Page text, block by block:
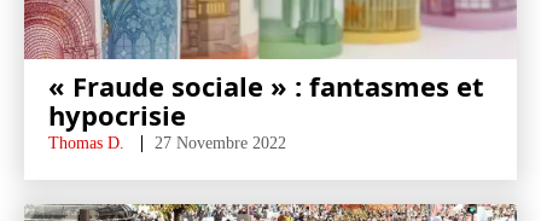
« Fraude sociale » : fantasmes et
hypocrisie
Thomas D. 27 Novembre 2022